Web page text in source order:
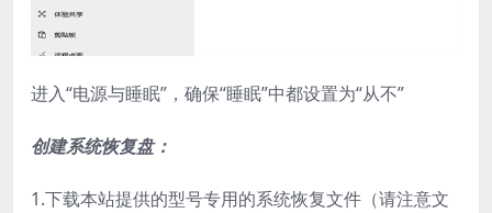
进入“电源与睡眠”，确保“睡眠”中都设置为“从不”
创建系统恢复盘：
1.下载本站提供的型号专用的系统恢复文件（请注意文